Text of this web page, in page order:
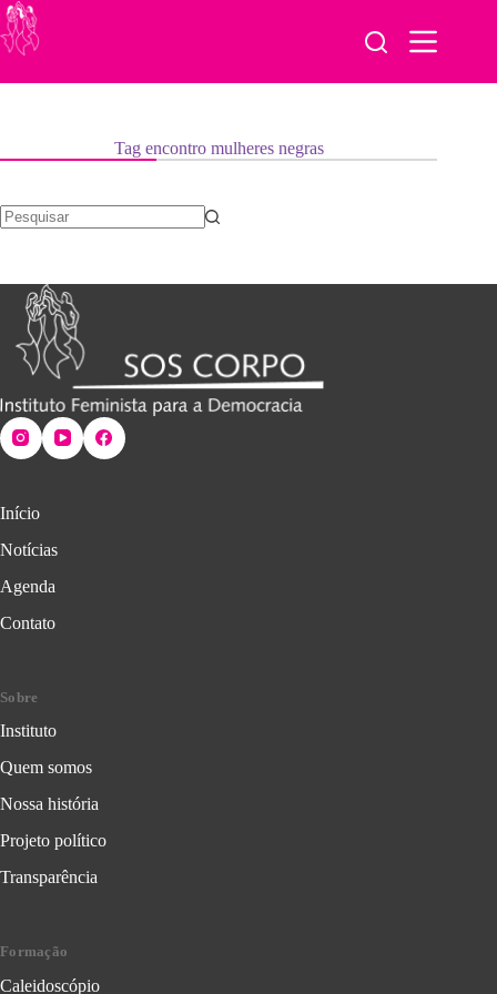
Pular
para
o
Tagencontro mulheres negras
Início
Notícias
Agenda
Contato
Sobre
Instituto
Quem somos
Nossa história
Projeto político
Transparência
Formação
Caleidoscópio